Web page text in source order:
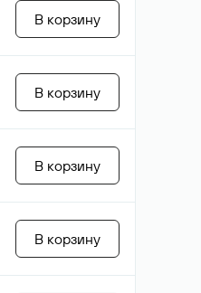
В корзину
В корзину
В корзину
В корзину